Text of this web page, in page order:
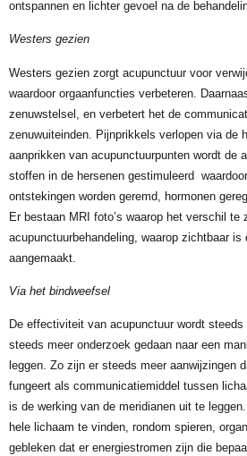
ontspannen en lichter gevoel na de
Westers gezien
Westers gezien zorgt acupunctuur voor
waardoor orgaanfuncties verbeteren.
zenuwstelsel, en verbetert het de
zenuwuiteinden. Pijnprikkels verlopen via de
aanprikken van acupunctuurpunten wordt de
stoffen in de hersenen gestimuleerd
ontstekingen worden geremd, hormonen
Er bestaan MRI foto’s waarop het verschil te
acupunctuurbehandeling, waarop zichtbaar
aangemaakt.
Via het bindweefsel
De effectiviteit van acupunctuur wordt
steeds meer onderzoek gedaan naar een
leggen. Zo zijn er steeds meer aanwijzingen
fungeert als communicatiemiddel tussen
is de werking van de meridianen uit te
hele lichaam te vinden, rondom spieren,
gebleken dat er energiestromen zijn die